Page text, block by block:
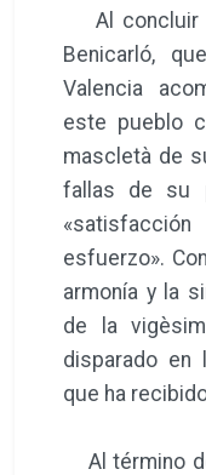
Al concluir
Benicarló,
Valencia
este pueblo
mascletà de
fallas de su
esfuerzo».
armonía y la
de la
disparado en
que ha
Al término